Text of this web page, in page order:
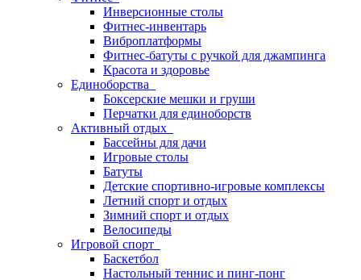
Инверсионные столы
Фитнес-инвентарь
Виброплатформы
Фитнес-батуты с ручкой для джампинга
Красота и здоровье
Единоборства
Боксерские мешки и груши
Перчатки для единоборств
Активный отдых
Бассейны для дачи
Игровые столы
Батуты
Детские спортивно-игровые комплексы
Летний спорт и отдых
Зимний спорт и отдых
Велосипеды
Игровой спорт
Баскетбол
Настольный теннис и пинг-понг